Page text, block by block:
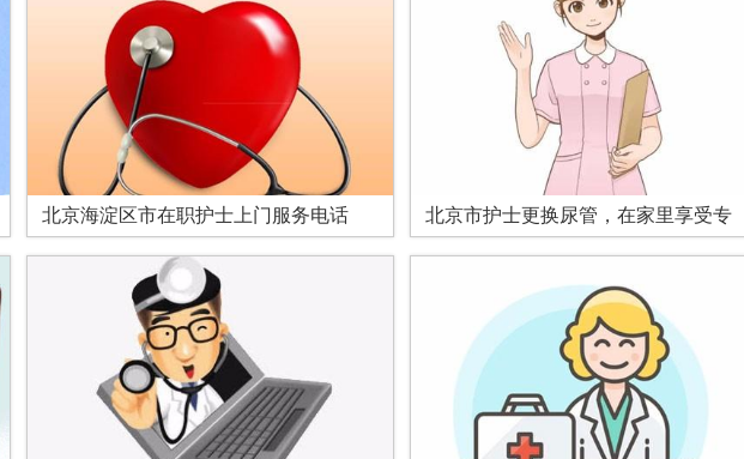
北京海淀区市在职护士上门服务电话 北京市护士更换尿管，在家里享受专